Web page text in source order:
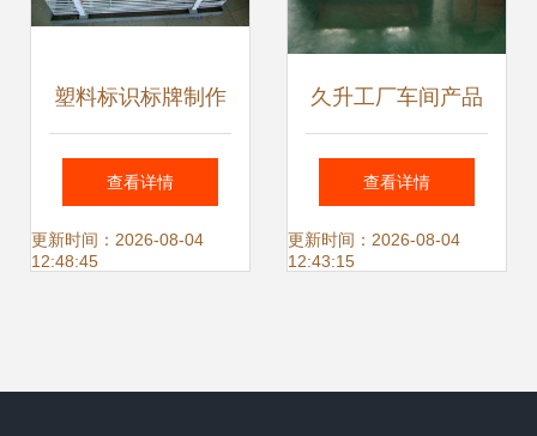
塑料标识标牌制作
的主要特点 供应产
品 长沙麦肯卡登标
查看详情
更新时间：2026-08-04
12:48:45
久升工厂车间产品
指示牌仓库分区标
牌 区域划分牌-
查看详情
更新时间：2026-08-04
12:43:15